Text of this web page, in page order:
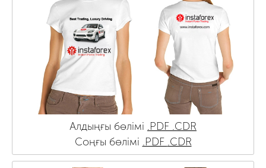
Алдыңғы бөлімі .PDF .CDR
Соңғы бөлімі .PDF .CDR